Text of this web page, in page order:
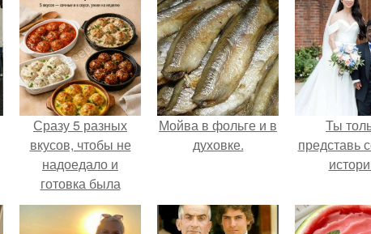
Сразу 5 разных
вкусов, чтобы не
надоедало и
готовка была
проще.
Мойва в фольге и в
духовке.
Ты
представь